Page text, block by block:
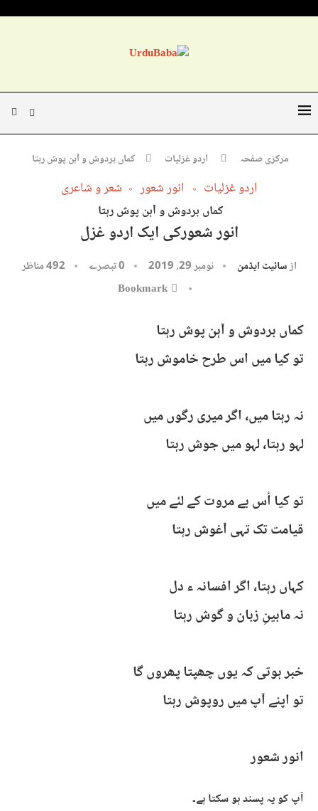
مرکزی صفحہ اردو غزلیات کماں بردوش و آہن پوش رہتا ​
اردو غزلیات انور شعور شعر و شاعری
کماں بردوش و آہن پوش رہتا ​
انور شعورکی ایک اردو غزل
ازسائیٹ ایڈمن نومبر 29, 2019 0 تبصرے 492مناظر
Bookmark
کماں بردوش و آہن پوش رہتا ​
تو کیا میں اس طرح خاموش رہتا​
نہ رہتا میں، اگر میری رگوں میں​
لہو رہتا، لہو میں جوش رہتا​
تو کیا اُس بے مروت کے لئے میں​
قیامت تک تہی آغوش رہتا​
کہاں رہتا، اگر افسانہ ء دل​
نہ مابینِ زبان و گوش رہتا​
خبر ہوتی کہ یوں چھپتا پھروں گا​
تو اپنے آپ میں روپوش رہتا​
انور شعور​
آپ کو یہ پسند ہو سکتا ہے۔